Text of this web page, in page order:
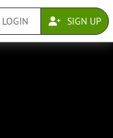
LOGIN SIGN UP